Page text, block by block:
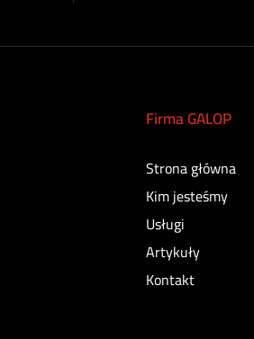
Firma GALOP
Strona główna
Kim jesteśmy
Usługi
Artykuły
Kontakt